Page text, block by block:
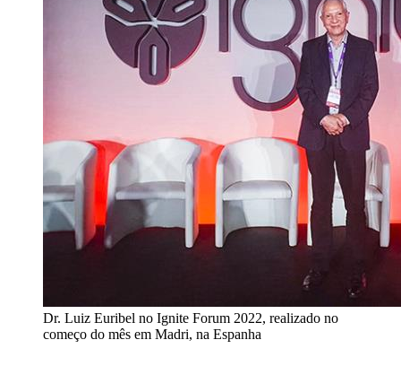
Dr. Luiz Euribel no Ignite Forum 2022, realizado no
começo do mês em Madri, na Espanha